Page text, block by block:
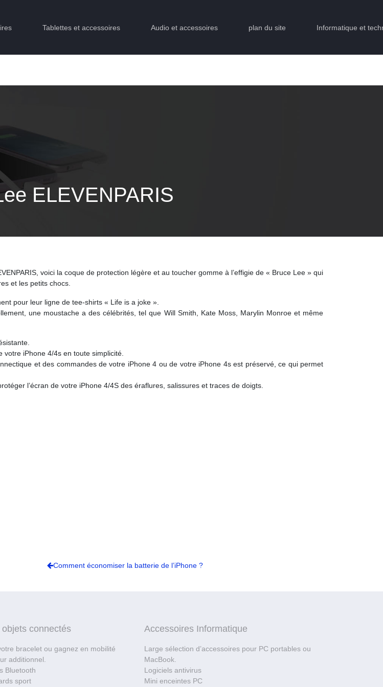
Tablettes et accessoires Audio et accessoires plan du site Informatique et
ELEVENPARIS
voici la coque de protection légère et au toucher gomme à l’effigie de « Bruce Lee » qui
et les petits chocs.
pour leur ligne de tee-shirts « Life is a joke ».
une moustache a des célébrités, tel que Will Smith, Kate Moss, Marylin Monroe et même
iPhone 4/4s en toute simplicité.
et des commandes de votre iPhone 4 ou de votre iPhone 4s est préservé, ce qui permet
l’écran de votre iPhone 4/4S des éraflures, salissures et traces de doigts.
Comment économiser la batterie de l’iPhone ?
connectés
bracelet ou gagnez en mobilité
additionnel.
Bluetooth
sport
Accessoires Informatique
Large sélection d’accessoires pour PC portables ou
MacBook.
Logiciels antivirus
Mini enceintes PC